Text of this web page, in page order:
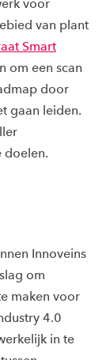
voor
van plant
Smart
om een scan
door
gaan leiden.
doelen.
Innoveins
om
maken voor
4.0
in te